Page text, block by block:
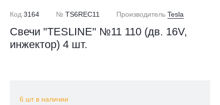
Код 3164 № TS6REC11 Производитель Tesla
Свечи "TESLINE" №11 110 (дв. 16V,
инжектор) 4 шт.
6 шт в наличии